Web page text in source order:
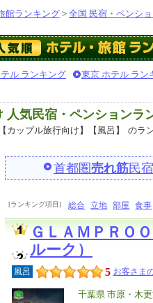
館ランキング > 全国 民宿・ペンシ
ル ランキング 東京 ホテル ラン
人気民宿・ペンションラ
カップル旅行向け】【風呂】 のラ
首都圏売れ筋民
[ランキング項目] 総合 立地 部屋 食事
ＧＬＡＭＰＲＯ
ルーク）
風呂 5 お客さま
エ
千葉県 市原・木